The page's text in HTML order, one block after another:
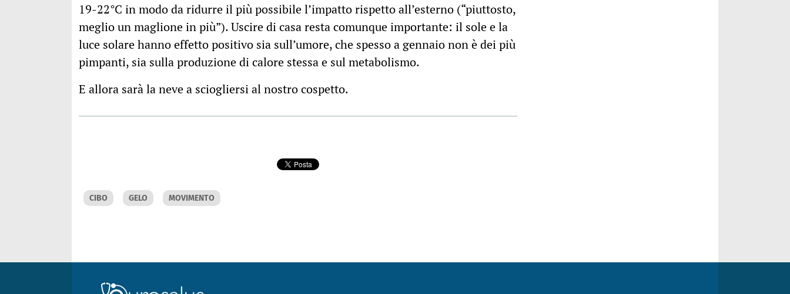
19-22°C in modo da ridurre il più possibile l’impatto rispetto all’esterno (“piuttosto,
meglio un maglione in più”). Uscire di casa resta comunque importante: il sole e la
luce solare hanno effetto positivo sia sull’umore, che spesso a gennaio non è dei più
pimpanti, sia sulla produzione di calore stessa e sul metabolismo.
E allora sarà la neve a sciogliersi al nostro cospetto.
CIBO GELO MOVIMENTO